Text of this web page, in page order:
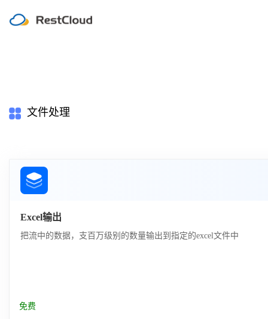
文件处理
Excel输出
把流中的数据，支百万级别的数量输出到指定的excel文件中
免费